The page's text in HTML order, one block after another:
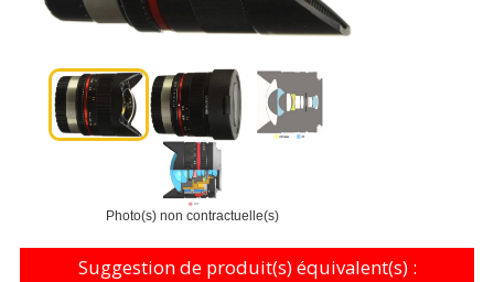
Photo(s) non contractuelle(s)
Suggestion de produit(s) équivalent(s) :